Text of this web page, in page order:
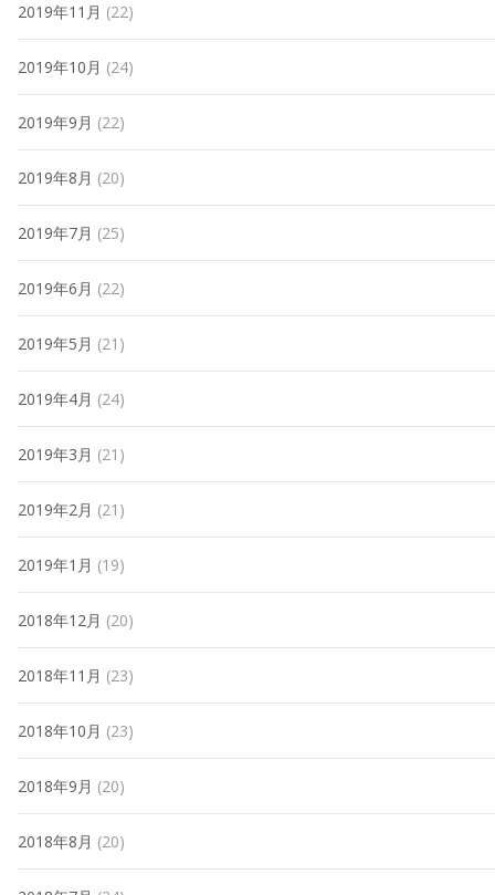
2019年11月 (22)
2019年10月 (24)
2019年9月 (22)
2019年8月 (20)
2019年7月 (25)
2019年6月 (22)
2019年5月 (21)
2019年4月 (24)
2019年3月 (21)
2019年2月 (21)
2019年1月 (19)
2018年12月 (20)
2018年11月 (23)
2018年10月 (23)
2018年9月 (20)
2018年8月 (20)